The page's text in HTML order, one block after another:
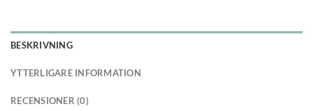
BESKRIVNING
YTTERLIGARE INFORMATION
RECENSIONER (0)